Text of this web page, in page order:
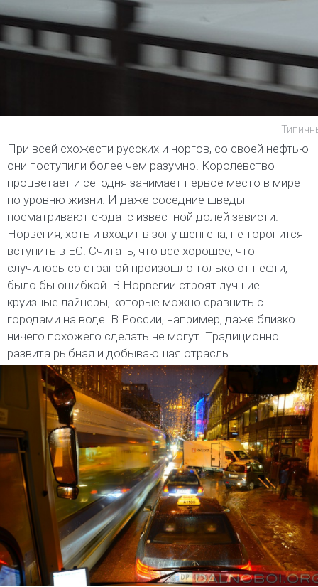
При всей схожести русских и норгов, со своей нефтью
они поступили более чем разумно. Королевство
процветает и сегодня занимает первое место в мире
по уровню жизни. И даже соседние шведы
посматривают сюда с известной долей зависти.
Норвегия, хоть и входит в зону шенгена, не торопится
вступить в ЕС. Считать, что все хорошее, что
случилось со страной произошло только от нефти,
было бы ошибкой. В Норвегии строят лучшие
круизные лайнеры, которые можно сравнить с
городами на воде. В России, например, даже близко
ничего похожего сделать не могут. Традиционно
развита рыбная и добывающая отрасль.